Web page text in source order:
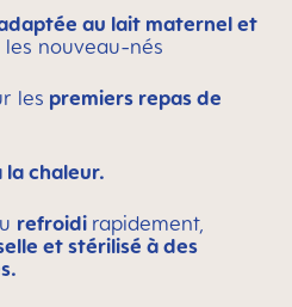
au lait maternel et
nouveau-nés
les premiers repas de
chaleur.
refroidi rapidement,
et stérilisé à des